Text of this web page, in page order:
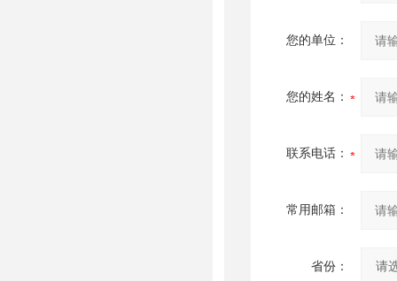
您的单位：
您的姓名：
联系电话：
常用邮箱：
省份：